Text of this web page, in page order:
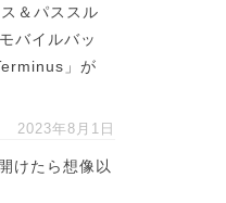
＆パススル
バイルバッ
」が
2023年8月1日
けたら想像以